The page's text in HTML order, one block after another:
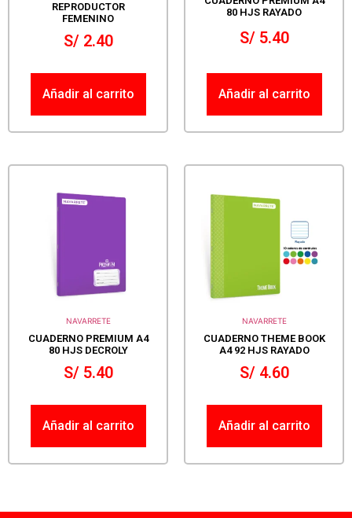
REPRODUCTOR
FEMENINO
S/2.40
Añadir al carrito
80 HJS RAYADO
S/5.40
Añadir al carrito
NAVARRETE
CUADERNO PREMIUM A4
80 HJS DECROLY
S/5.40
Añadir al carrito
NAVARRETE
CUADERNO THEME BOOK
A4 92 HJS RAYADO
S/4.60
Añadir al carrito